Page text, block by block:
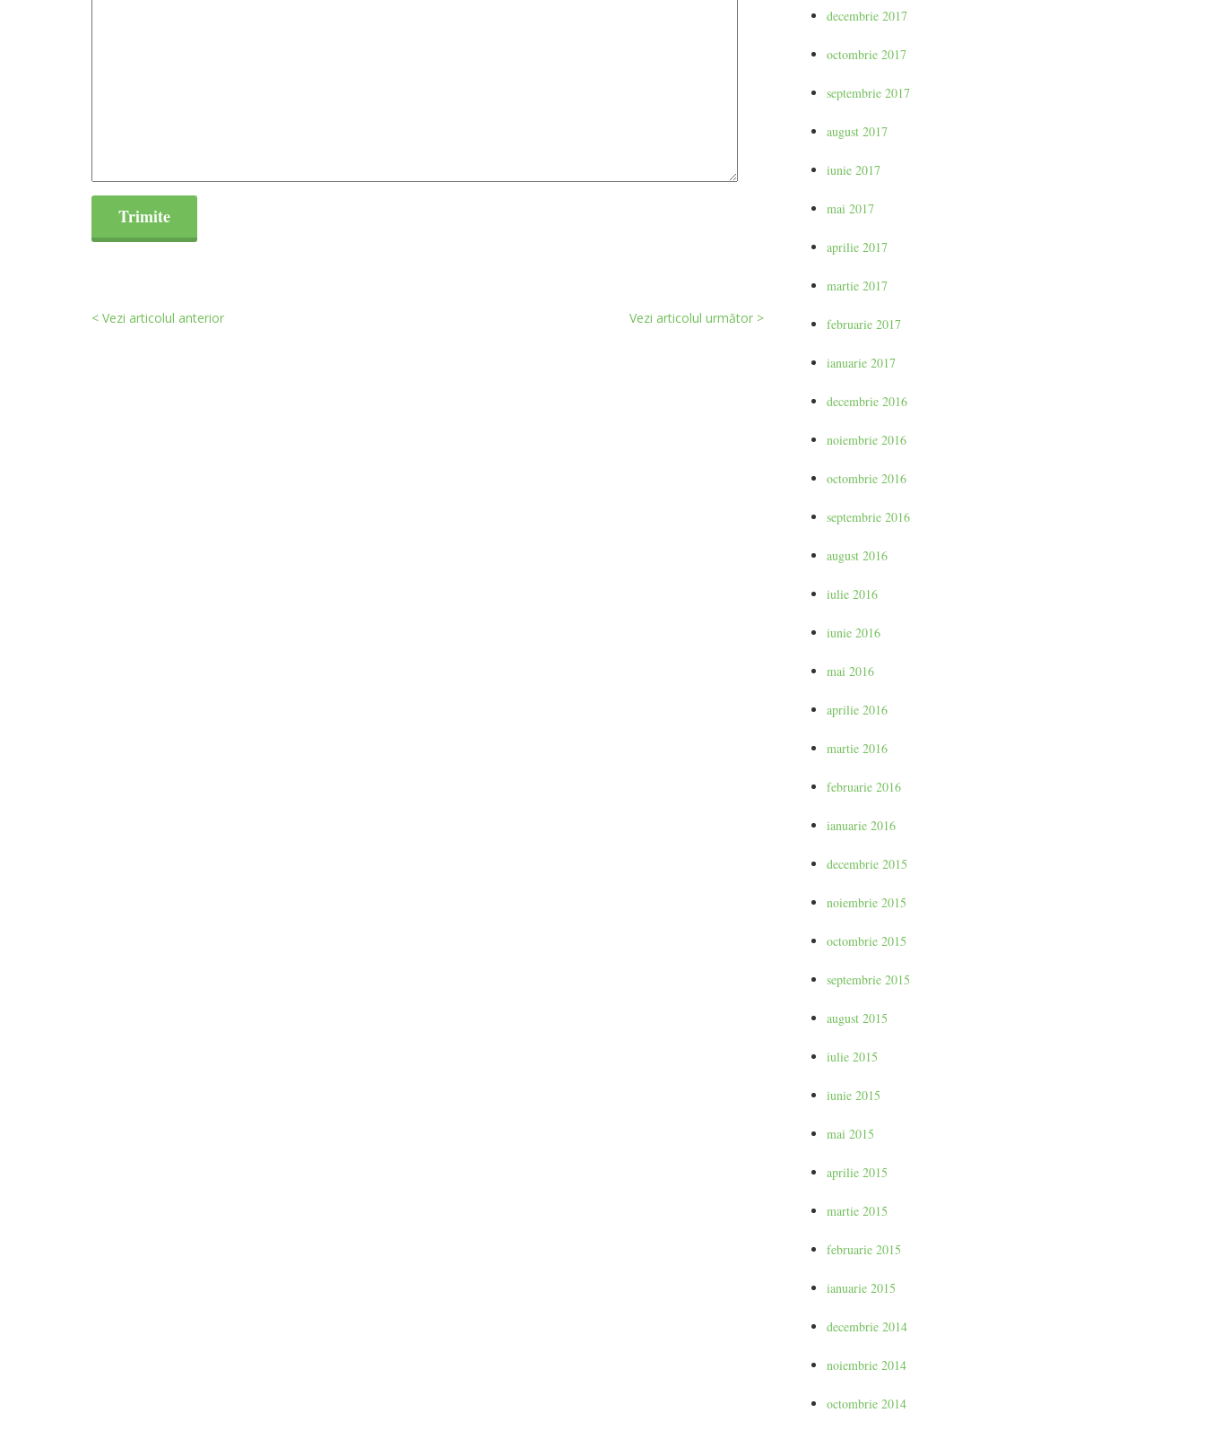
< Vezi articolul anterior Vezi articolul următor >
decembrie 2017
octombrie 2017
septembrie 2017
august 2017
iunie 2017
mai 2017
aprilie 2017
martie 2017
februarie 2017
ianuarie 2017
decembrie 2016
noiembrie 2016
octombrie 2016
septembrie 2016
august 2016
iulie 2016
iunie 2016
mai 2016
aprilie 2016
martie 2016
februarie 2016
ianuarie 2016
decembrie 2015
noiembrie 2015
octombrie 2015
septembrie 2015
august 2015
iulie 2015
iunie 2015
mai 2015
aprilie 2015
martie 2015
februarie 2015
ianuarie 2015
decembrie 2014
noiembrie 2014
octombrie 2014